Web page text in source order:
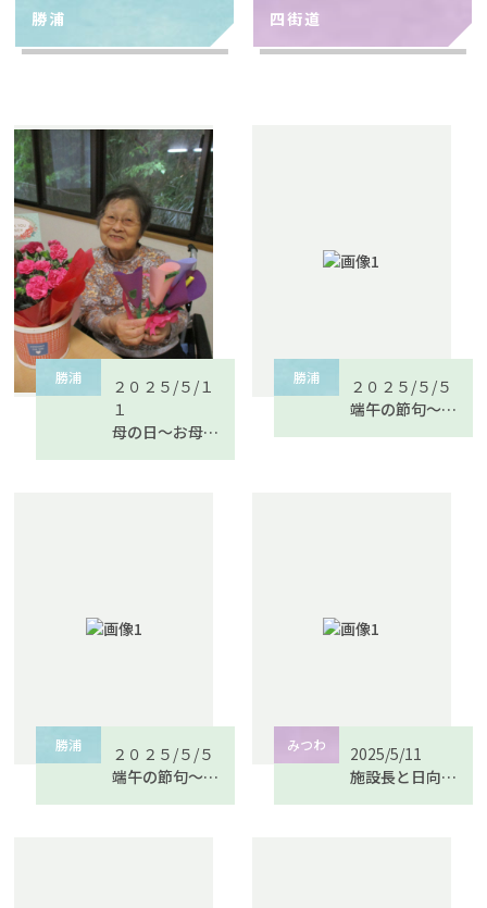
勝浦 四街道
勝浦
２０２５/５/１
１
母の日～お母さん、ありがとう～
勝浦
２０２５/５/５
端午の節句～其の２～
勝浦
２０２５/５/５
端午の節句～其の１～
みつわ
2025/5/11
施設長と日向ぼっこ💗